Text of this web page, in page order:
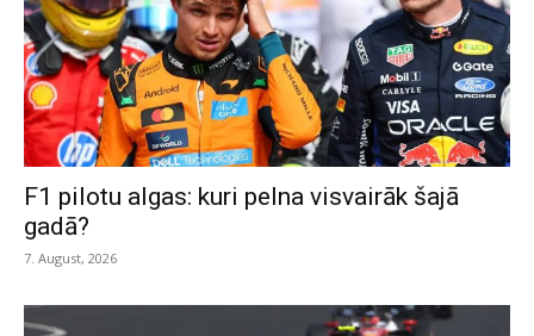
F1 pilotu algas: kuri pelna visvairāk šajā
gadā?
7. August, 2026